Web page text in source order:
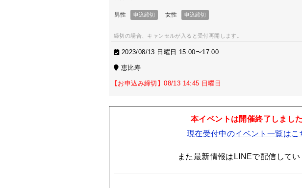
締切の場合、キャンセルが入ると受付再開します。
2023/08/13 日曜日 15:00〜17:00
恵比寿
【お申込み締切】08/13 14:45 日曜日
本イベントは開催終了しました
現在受付中のイベント一覧はこ
また最新情報はLINEで配信してい